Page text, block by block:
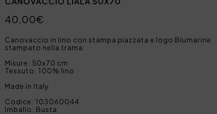
40,00€
Canovaccio in lino con stampa piazzata e logo Blumarine
stampato nella trama.
Misure: 50x70 cm
Tessuto: 100% lino
Made in Italy
Codice: 103060044
Imballo: Busta